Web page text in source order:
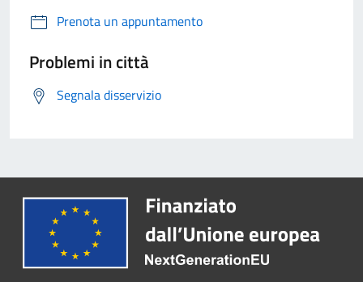
Prenota un appuntamento
Problemi in città
Segnala disservizio